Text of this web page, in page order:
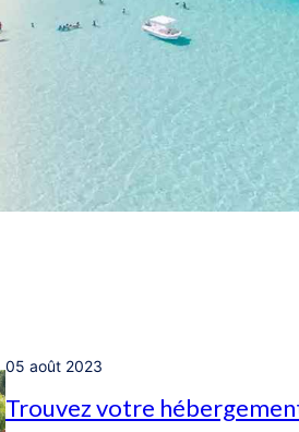
05 août 2023
Trouvez votre